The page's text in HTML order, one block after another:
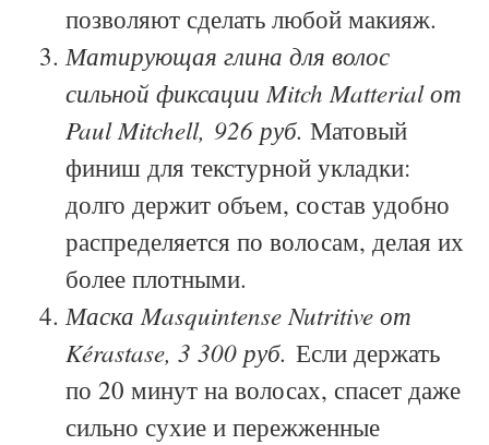
позволяют сделать любой макияж.
Матирующая глина для волос
сильной фиксации Mitch Matterial от
Paul Mitchell, 926 руб. Матовый
финиш для текстурной укладки:
долго держит объем, состав удобно
распределяется по волосам, делая их
более плотными.
Маска Masquintense Nutritive от
Kérastase, 3 300 руб. Если держать
по 20 минут на волосах, спасет даже
сильно сухие и пережженные